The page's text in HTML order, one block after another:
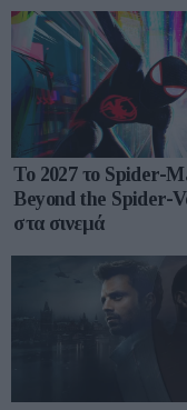
Το 2027 το Spider-
Beyond the Spider-
στα σινεμά